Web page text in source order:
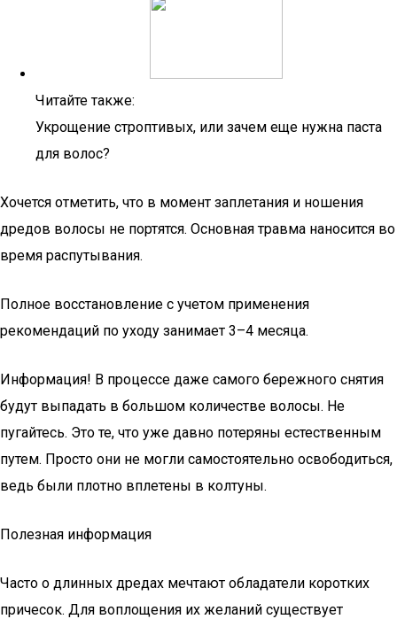
Читайте также:
Укрощение строптивых, или зачем еще нужна паста
для волос?
Хочется отметить, что в момент заплетания и ношения
дредов волосы не портятся. Основная травма наносится во
время распутывания.
Полное восстановление с учетом применения
рекомендаций по уходу занимает 3–4 месяца.
Информация! В процессе даже самого бережного снятия
будут выпадать в большом количестве волосы. Не
пугайтесь. Это те, что уже давно потеряны естественным
путем. Просто они не могли самостоятельно освободиться,
ведь были плотно вплетены в колтуны.
Полезная информация
Часто о длинных дредах мечтают обладатели коротких
причесок. Для воплощения их желаний существует